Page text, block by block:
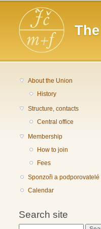
Main menu
About the Union
History
Structure, contacts
Central office
Membership
How to join
Fees
Sponzoři a podporovatelé
Calendar
Search site